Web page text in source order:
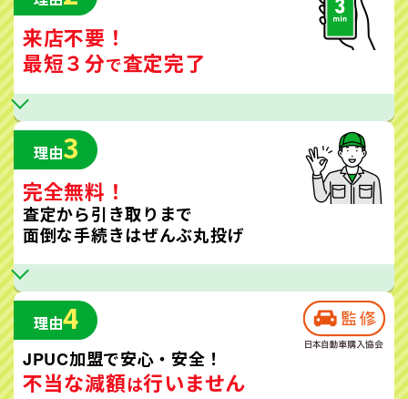
来店不要！
最短３分で査定完了
理由3
完全無料！
査定から引き取りまで
面倒な手続きはぜんぶ丸投げ
理由4
JPUC加盟で安心・安全！
不当な減額は行いません